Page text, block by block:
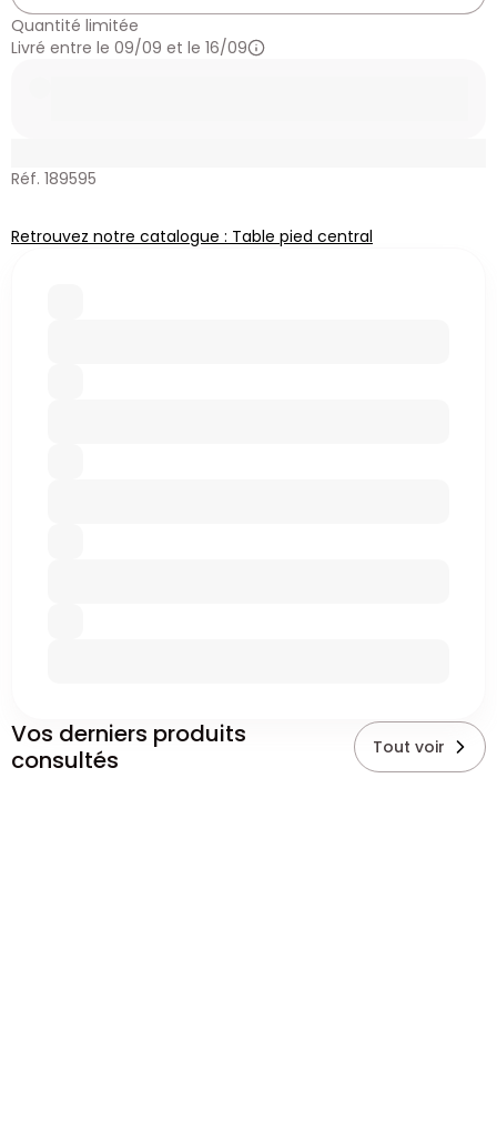
Quantité limitée
Livré entre le 09/09 et le 16/09
Réf. 189595
Retrouvez notre catalogue : Table pied central
Vos derniers produits
consultés
Tout voir